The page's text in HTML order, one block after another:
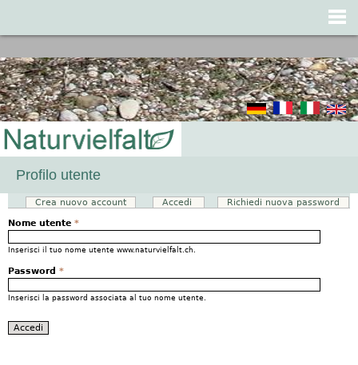
Profilo utente
Schede primarie
Crea nuovo account Accedi (scheda attiva)
Richiedi nuova password
Nome utente *
Inserisci il tuo nome utente www.naturvielfalt.ch.
Password *
Inserisci la password associata al tuo nome utente.